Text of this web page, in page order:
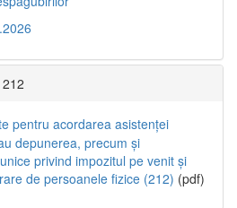
pentru acordarea asistenței
depunerea, precum și
privind impozitul pe venit și
de persoanele fizice (212) (pdf)